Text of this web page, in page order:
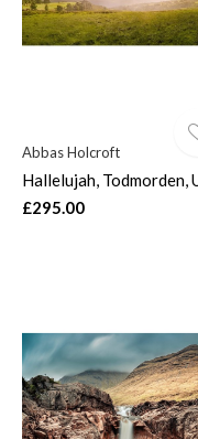
Abbas Holcroft
Hallelujah, Todmorden,
£295.00